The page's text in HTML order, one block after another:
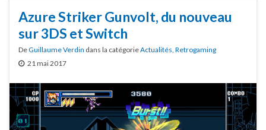
Azure Striker Gunvolt, du nouveau
sur 3DS et Switch
DeGuillaume Verdin dans la catégorieActualités Retrogaming
21 mai 2017